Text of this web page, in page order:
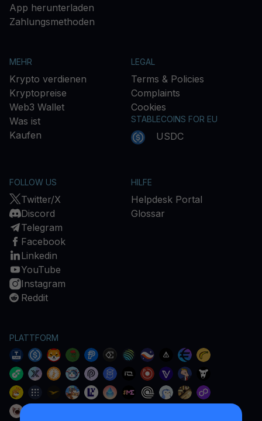
App herunterladen
Zahlungsmethoden
MEHR
Krypto verdienen
Kryptopreise
Web3 Wallet
Was ist
Kaufen
LEGAL
Terms & Policies
Complaints
Cookies
STABLECOINS FOR EU
USDC
FOLLOW US
Twitter/X
Discord
Telegram
Facebook
Linkedin
YouTube
Instagram
Reddit
HILFE
Helpdesk Portal
Glossar
PLATTFORM